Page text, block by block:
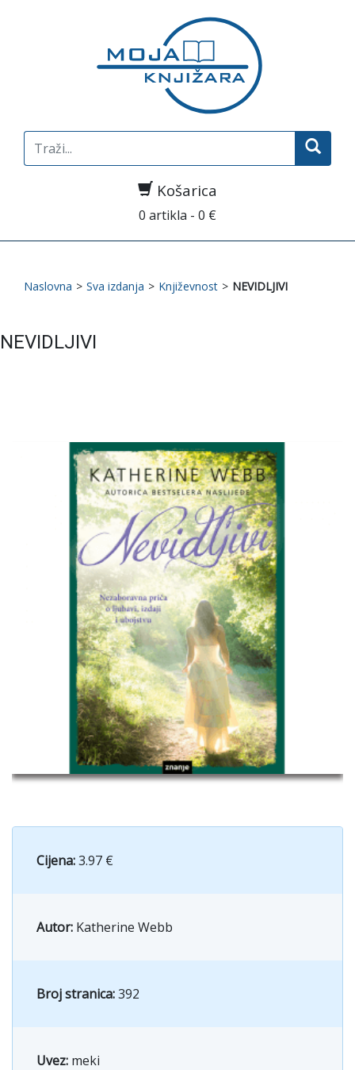
Search
for:
Košarica
0 artikla - 0 €
Naslovna > Sva izdanja > Književnost > NEVIDLJIVI
NEVIDLJIVI
Cijena:3.97 €
Autor: Katherine Webb
Broj stranica:392
Uvez: meki